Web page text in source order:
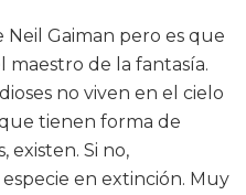
Gaiman pero es que
maestro de la fantasía.
no viven en el cielo
tienen forma de
existen. Si no,
en extinción. Muy